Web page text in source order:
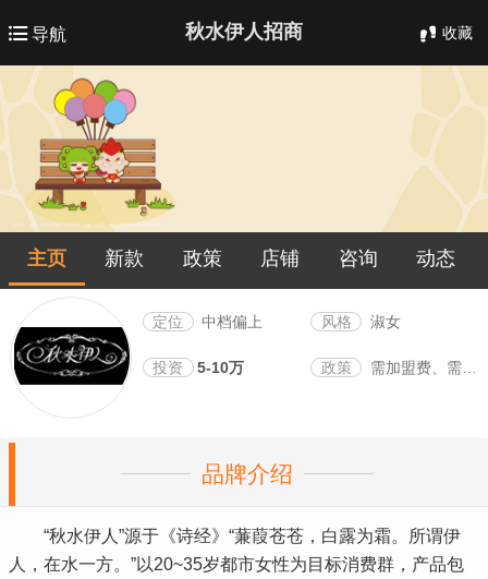
导航 秋水伊人招商 收藏
主页 新款 政策 店铺 咨询 动态
定位 中档偏上 风格 淑女
投资 5-10万 政策 需加盟费、需保证金
品牌介绍
“秋水伊人”源于《诗经》“蒹葭苍苍，白露为霜。所谓伊
人，在水一方。”以20~35岁都市女性为目标消费群，产品包